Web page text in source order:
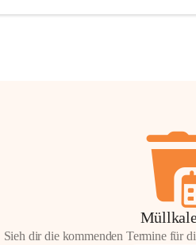
Sieh dir die kommenden Termine für